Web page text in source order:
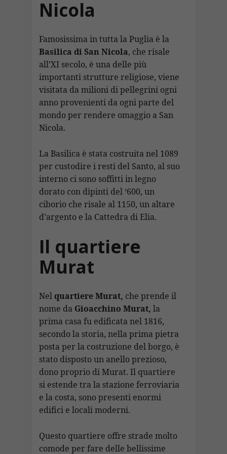
Nicola
Famosissima in tutta la Puglia è la
Basilica di San Nicola, che risale
all’XI secolo, è una delle più
importanti strutture religiose, viene
visitata da milioni di pellegrini ogni
anno provenienti da ogni parte del
mondo per rendere omaggio a San
Nicola.
La Basilica è stata costruita nel 1089
per custodire i resti del Santo, al suo
interno ci sono soffitti in legno
dorato con dipinti del ‘600, un
ciborio che risale al 1150, un altare
d’argento e la Cattedra di Elia.
Il quartiere
Murat
Nel quartiere Murat, che prende il
nome da Gioacchino Murat, la
prima casa fu edificata nel 1816,
secondo la storia, nella prima pietra
posta per la costruzione del borgo, è
stato disposto un anello prezioso,
dono proprio di Murat. Il quartiere
si estende tra la stazione ferroviaria
e la costa, sono presenti enormi
edifici e locali moderni.
Questo quartiere offre strade molto
comode per fare delle bellissime